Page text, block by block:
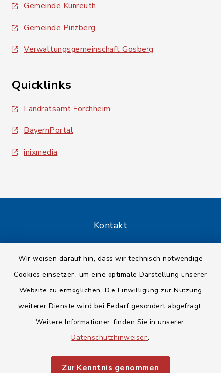
Wir weisen darauf hin, dass wir technisch notwendige
Cookies einsetzen, um eine optimale Darstellung unserer
Website zu ermöglichen. Die Einwilligung zur Nutzung
weiterer Dienste wird bei Bedarf gesondert abgefragt.
Weitere Informationen finden Sie in unseren
Datenschutzhinweisen.
Zur Kenntnis genommen
Gemeinde Kunreuth
Gemeinde Pinzberg
Verwaltungsgemeinschaft Gosberg
Quicklinks
Landratsamt Forchheim
BayernPortal
inixmedia
Kontakt
Datenschutz
Impressum
Sitemap
Cookie-Einstellungen